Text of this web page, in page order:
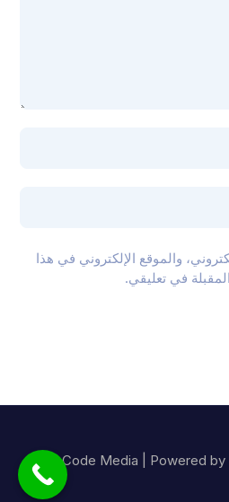
والموقع الإلكتروني في هذا
في تعليقي.